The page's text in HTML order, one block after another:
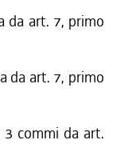
da art. 7, primo
da art. 7, primo
commi da art.